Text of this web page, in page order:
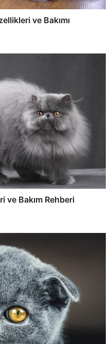
ve Bakımı
ve Bakım Rehberi